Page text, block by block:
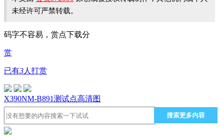
未经许可严禁转载。
码字不容易，赏点下载分
赏
已有3人打赏
X390NM-B891测试点高清图
搜索更多内容